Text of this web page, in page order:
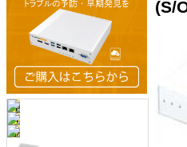
(S/